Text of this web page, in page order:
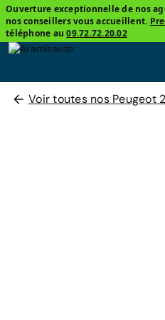
Ouverture exceptionnelle de nos
nos conseillers vous accueillent.
téléphone au09.72.72.20.02
Voir toutes nos Peugeot